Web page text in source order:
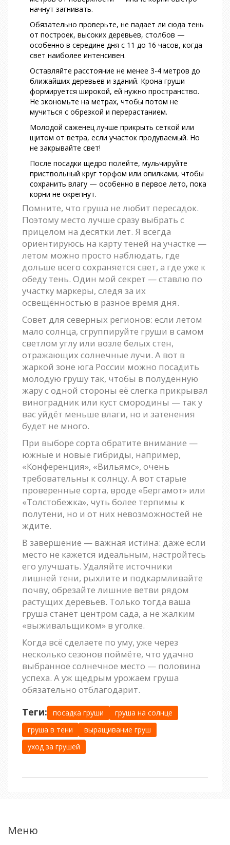
начнут загнивать.
Обязательно проверьте, не падает ли сюда тень
от построек, высоких деревьев, столбов —
особенно в середине дня с 11 до 16 часов, когда
свет наиболее интенсивен.
Оставляйте расстояние не менее 3-4 метров до
ближайших деревьев и зданий. Крона груши
формируется широкой, ей нужно пространство.
Не экономьте на метрах, чтобы потом не
мучиться с обрезкой и перерастанием.
Молодой саженец лучше прикрыть сеткой или
щитом от ветра, если участок продуваемый. Но
не закрывайте свет!
После посадки щедро полейте, мульчируйте
приствольный круг торфом или опилками, чтобы
сохранить влагу — особенно в первое лето, пока
корни не окрепнут.
Помните, что груша не любит пересадок.
Поэтому место лучше сразу выбрать с
прицелом на десятки лет. Я всегда
ориентируюсь на карту теней на участке —
летом можно просто наблюдать, где
дольше всего сохраняется свет, а где уже к
обеду тень. Один мой секрет — ставлю по
участку маркеры, следя за их
освещённостью в разное время дня.
Совет для северных регионов: если летом
мало солнца, сгруппируйте груши в самом
светлом углу или возле белых стен,
отражающих солнечные лучи. А вот в
жаркой зоне юга России можно посадить
молодую грушу так, чтобы в полуденную
жару с одной стороны её слегка прикрывал
виноградник или куст смородины — так у
вас уйдёт меньше влаги, но и затенения
будет не много.
При выборе сорта обратите внимание —
южные и новые гибриды, например,
«Конференция», «Вильямс», очень
требовательны к солнцу. А вот старые
проверенные сорта, вроде «Бергамот» или
«Толстобежка», чуть более терпимы к
полутени, но и от них невозможностей не
ждите.
В завершение — важная истина: даже если
место не кажется идеальным, настройтесь
его улучшать. Удаляйте источники
лишней тени, рыхлите и подкармливайте
почву, обрезайте лишние ветви рядом
растущих деревьев. Только тогда ваша
груша станет центром сада, а не жалким
«выживальщиком» в уголке.
Когда всё сделаете по уму, уже через
несколько сезонов поймёте, что удачно
выбранное солнечное место — половина
успеха. А уж щедрым урожаем груша
обязательно отблагодарит.
Теги: посадка груши
груша на солнце
груша в тени
выращивание груш
уход за грушей
Меню